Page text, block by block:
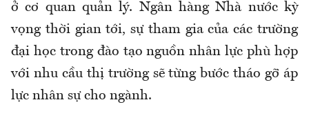
ở cơ quan quản lý. Ngân hàng Nhà nước kỳ
vọng thời gian tới, sự tham gia của các trường
đại học trong đào tạo nguồn nhân lực phù hợp
với nhu cầu thị trường sẽ từng bước tháo gỡ áp
lực nhân sự cho ngành.